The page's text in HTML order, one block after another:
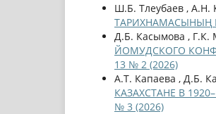
Ш.Б. Тлеубаев , А.Н.
ТАРИХНАМАСЫНЫҢ
Д.Б. Касымова , Г.К.
ЙОМУДСКОГО
13 № 2 (2026)
А.Т. Капаева , Д.Б.
КАЗАХСТАНЕ В
№ 3 (2026)